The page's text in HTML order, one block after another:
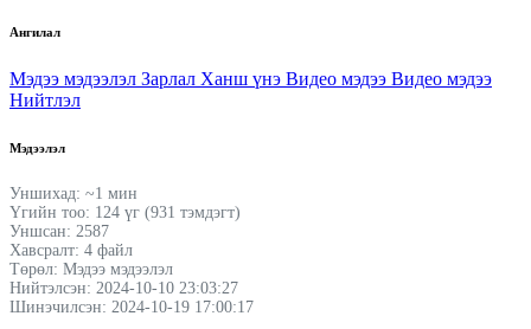
Ангилал
Мэдээ мэдээлэл Зарлал Ханш үнэ Видео мэдээ Видео мэдээ
Нийтлэл
Мэдээлэл
Уншихад: ~1 мин
Үгийн тоо: 124 үг (931 тэмдэгт)
Уншсан: 2587
Хавсралт: 4 файл
Төрөл: Мэдээ мэдээлэл
Нийтэлсэн: 2024-10-10 23:03:27
Шинэчилсэн: 2024-10-19 17:00:17